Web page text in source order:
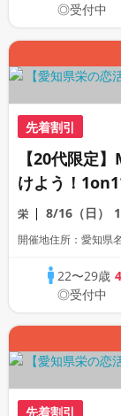
◎受付中
先着割引
【20代限定
けよう！
栄 8/16（日）
開催地住所：愛知県
22〜29歳
◎受付中
先着割引